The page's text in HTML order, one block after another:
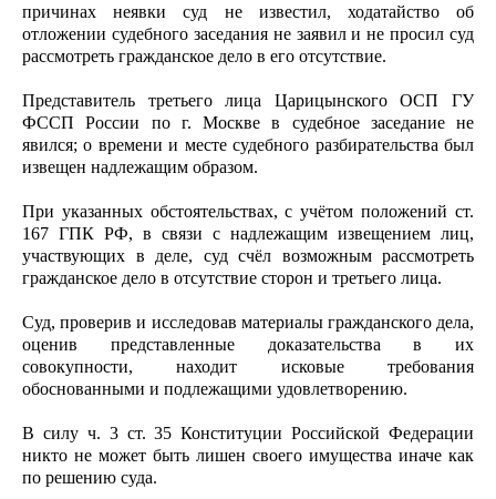
причинах неявки суд не известил, ходатайство об
отложении судебного заседания не заявил и не просил суд
рассмотреть гражданское дело в его отсутствие.
Представитель третьего лица Царицынского ОСП ГУ
ФССП России по г. Москве в судебное заседание не
явился; о времени и месте судебного разбирательства был
извещен надлежащим образом.
При указанных обстоятельствах, с учётом положений ст.
167 ГПК РФ, в связи с надлежащим извещением лиц,
участвующих в деле, суд счёл возможным рассмотреть
гражданское дело в отсутствие сторон и третьего лица.
Суд, проверив и исследовав материалы гражданского дела,
оценив представленные доказательства в их
совокупности, находит исковые требования
обоснованными и подлежащими удовлетворению.
В силу ч. 3 ст. 35 Конституции Российской Федерации
никто не может быть лишен своего имущества иначе как
по решению суда.